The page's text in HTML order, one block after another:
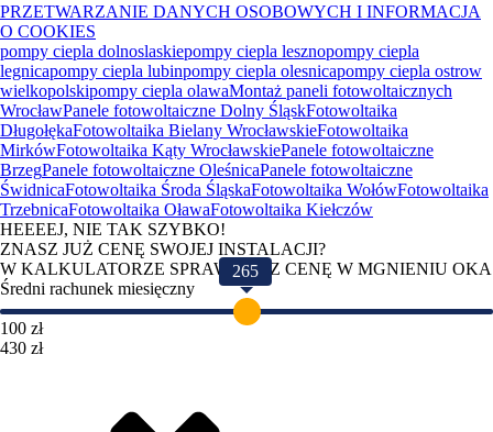
PRZETWARZANIE DANYCH OSOBOWYCH I INFORMACJA
O COOKIES
pompy ciepla dolnoslaskiepompy ciepla lesznopompy ciepla
legnicapompy ciepla lubinpompy ciepla olesnicapompy ciepla ostrow
wielkopolskipompy ciepla olawaMontaż paneli fotowoltaicznych
WrocławPanele fotowoltaiczne Dolny ŚląskFotowoltaika
DługołękaFotowoltaika Bielany WrocławskieFotowoltaika
MirkówFotowoltaika Kąty WrocławskiePanele fotowoltaiczne
BrzegPanele fotowoltaiczne OleśnicaPanele fotowoltaiczne
ŚwidnicaFotowoltaika Środa ŚląskaFotowoltaika WołówFotowoltaika
TrzebnicaFotowoltaika OławaFotowoltaika Kiełczów
HEEEEJ, NIE TAK SZYBKO!
ZNASZ JUŻ CENĘ SWOJEJ INSTALACJI?
W KALKULATORZE SPRAWDZISZ CENĘ W MGNIENIU OKA
Średni rachunek miesięczny
265
100 zł
430 zł